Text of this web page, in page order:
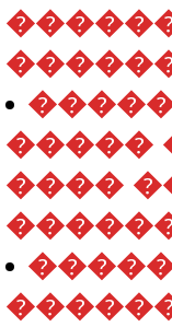
�����
����